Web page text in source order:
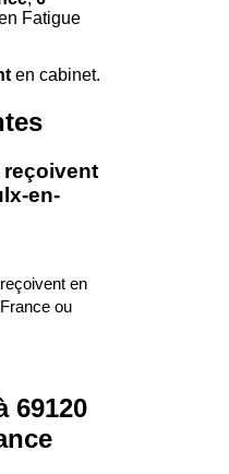
Fatigue
en cabinet.
en-
en
ou
69120